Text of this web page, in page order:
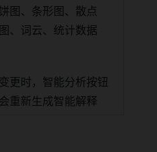
图、条形图、散点
、词云、统计数据
更时，智能分析按钮
重新生成智能解释